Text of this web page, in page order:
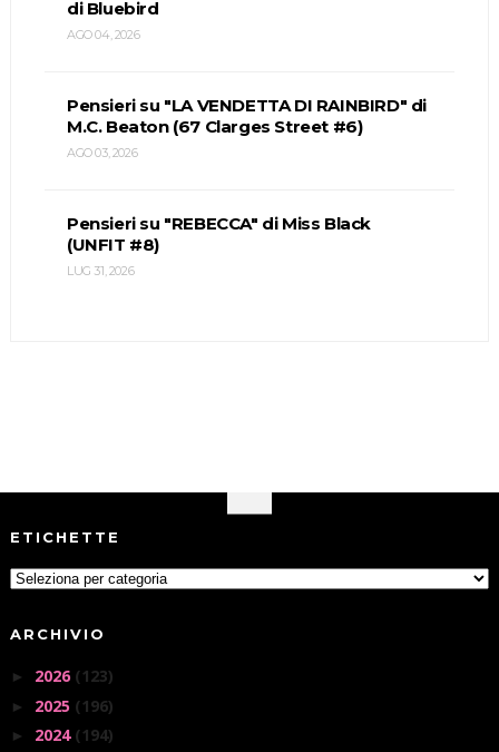
di Bluebird
AGO 04, 2026
Pensieri su "LA VENDETTA DI RAINBIRD" di
M.C. Beaton (67 Clarges Street #6)
AGO 03, 2026
Pensieri su "REBECCA" di Miss Black
(UNFIT #8)
LUG 31, 2026
ETICHETTE
ARCHIVIO
► 2026 (123)
► 2025 (196)
► 2024 (194)